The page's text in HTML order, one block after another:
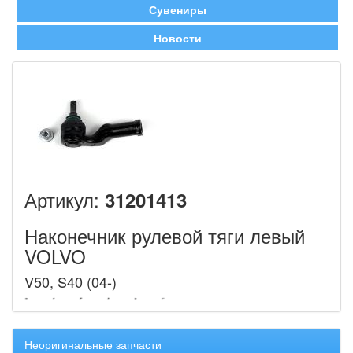
Сувениры
Новости
Артикул: 31201413
Наконечник рулевой тяги левый
VOLVO
V50, S40 (04-)
Неоригинальные запчасти